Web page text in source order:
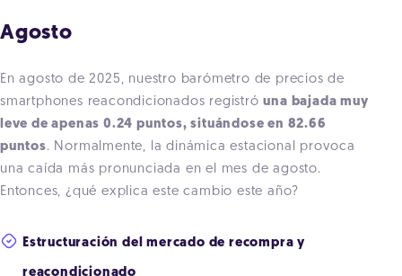
Agosto
En agosto de 2025, nuestro barómetro de precios de
smartphones reacondicionados registróuna bajada muy
leve de apenas 0.24 puntos, situándose en 82.66
puntos. Normalmente, la dinámica estacional provoca
una caída más pronunciada en el mes de agosto.
Entonces, ¿qué explica este cambio este año?
Estructuración del mercado de recompra y
reacondicionado